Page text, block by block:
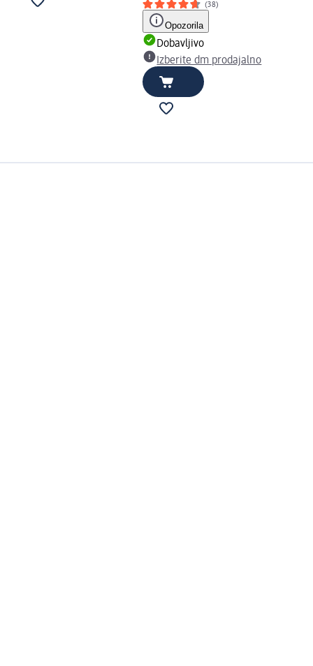
(38)
Opozorila
Dobavljivo
Izberite dm prodajalno